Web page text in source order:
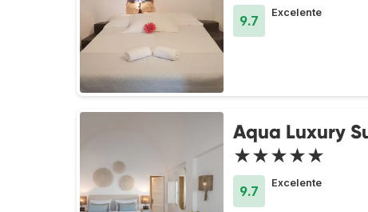
9.7
Excelente
Aqua Luxury
★★★★★
9.7
Excelente